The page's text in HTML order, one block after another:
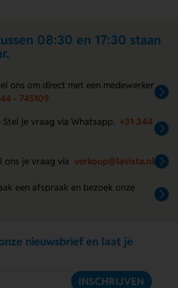
08:30 en 17:30 staan
ons om direct met een medewerker
- 745109
Stel je vraag via Whatsapp. +31 344
ons je vraag via verkoop@lavista.nl
een afspraak en bezoek onze
nieuwsbrief en laat je
INSCHRIJVEN